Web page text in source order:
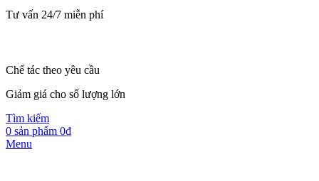
Tư vấn 24/7 miễn phí
Chế tác theo yêu cầu
Giảm giá cho số lượng lớn
Tìm kiếm
0 sản phẩm 0₫
Menu